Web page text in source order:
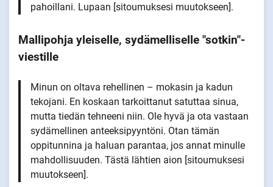
pahoillani. Lupaan [sitoumuksesi muutokseen].
Mallipohja yleiselle, sydämelliselle "sotkin"-
viestille
Minun on oltava rehellinen – mokasin ja kadun
tekojani. En koskaan tarkoittanut satuttaa sinua,
mutta tiedän tehneeni niin. Ole hyvä ja ota vastaan
sydämellinen anteeksipyyntöni. Otan tämän
oppitunnina ja haluan parantaa, jos annat minulle
mahdollisuuden. Tästä lähtien aion [sitoumuksesi
muutokseen].